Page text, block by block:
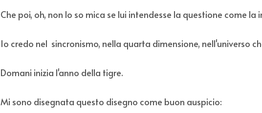
Che poi, oh, non lo so mica se lui intendesse la questione come
Io credo nel  sincronismo, nella quarta dimensione, nell'universo
Domani inizia l'anno della tigre.
Mi sono disegnata questo disegno come buon auspicio: